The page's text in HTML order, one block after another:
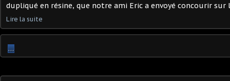
dupliqué en résine, que notre ami Eric a envoyé concourir sur
Lire la suite
…